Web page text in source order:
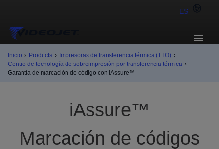
ES
Inicio › Products › Impresoras de transferencia térmica (TTO) ›
Centro de tecnología de sobreimpresión por transferencia térmica ›
Garantía de marcación de código con iAssure™
iAssure™
Marcación de códigos